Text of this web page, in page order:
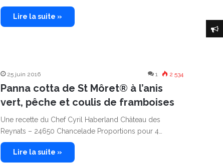
Lire la suite »
25 juin 2016 1 2 534
Panna cotta de St Môret® à l’anis
vert, pêche et coulis de framboises
Une recette du Chef Cyril Haberland Château des
Reynats – 24650 Chancelade Proportions pour 4…
Lire la suite »